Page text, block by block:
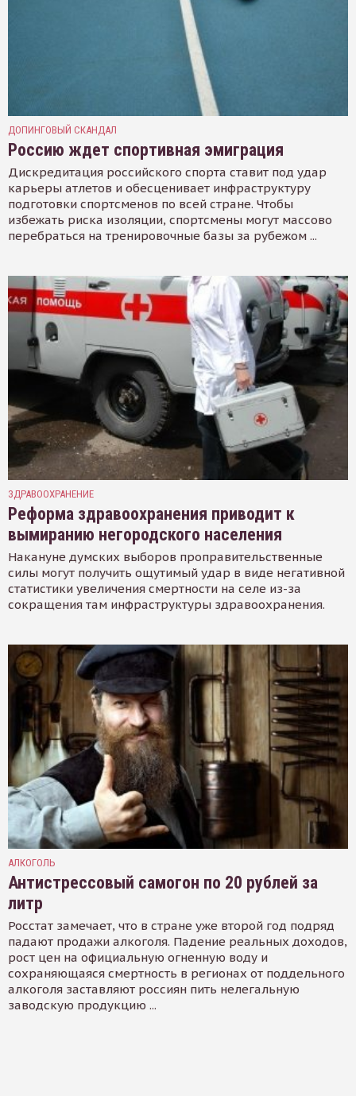
ДОПИНГОВЫЙ СКАНДАЛ
Россию ждет спортивная эмиграция
Дискредитация российского спорта ставит под удар
карьеры атлетов и обесценивает инфраструктуру
подготовки спортсменов по всей стране. Чтобы
избежать риска изоляции, спортсмены могут массово
перебраться на тренировочные базы за рубежом ...
ЗДРАВООХРАНЕНИЕ
Реформа здравоохранения приводит к
вымиранию негородского населения
Накануне думских выборов проправительственные
силы могут получить ощутимый удар в виде негативной
статистики увеличения смертности на селе из-за
сокращения там инфраструктуры здравоохранения.
АЛКОГОЛЬ
Антистрессовый самогон по 20 рублей за
литр
Росстат замечает, что в стране уже второй год подряд
падают продажи алкоголя. Падение реальных доходов,
рост цен на официальную огненную воду и
сохраняющаяся смертность в регионах от поддельного
алкоголя заставляют россиян пить нелегальную
заводскую продукцию ...